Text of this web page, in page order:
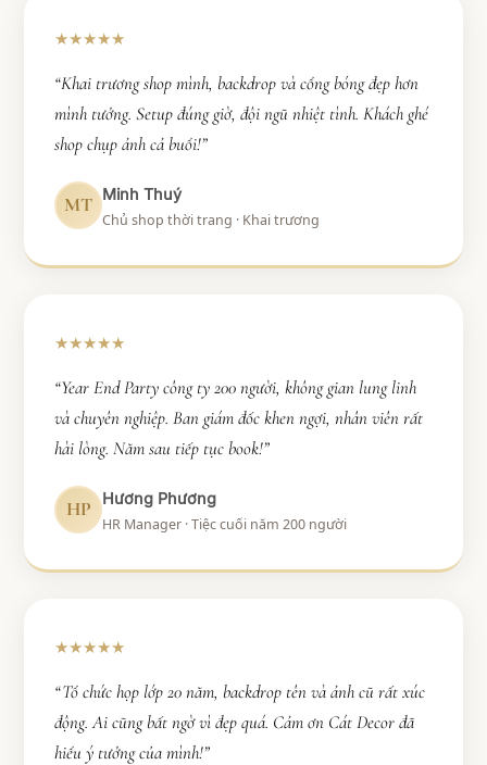
★★★★★
“Khai trương shop mình, backdrop và cổng bóng đẹp hơn
mình tưởng. Setup đúng giờ, đội ngũ nhiệt tình. Khách ghé
shop chụp ảnh cả buổi!”
MT Minh Thuý
Chủ shop thời trang · Khai trương
★★★★★
“Year End Party công ty 200 người, không gian lung linh
và chuyên nghiệp. Ban giám đốc khen ngợi, nhân viên rất
hài lòng. Năm sau tiếp tục book!”
HP
Hương Phương
HR Manager · Tiệc cuối năm 200 người
★★★★★
“Tổ chức họp lớp 20 năm, backdrop tên và ảnh cũ rất xúc
động. Ai cũng bất ngờ vì đẹp quá. Cảm ơn Cát Decor đã
hiểu ý tưởng của mình!”